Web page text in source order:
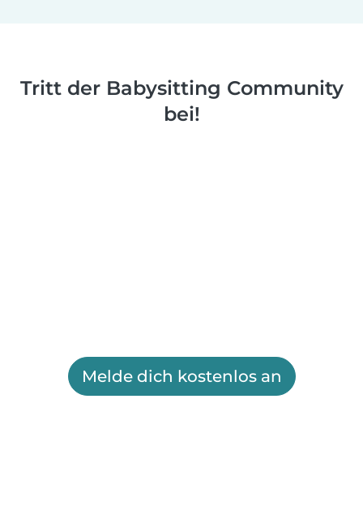
Tritt der Babysitting Community
bei!
Melde dich kostenlos an